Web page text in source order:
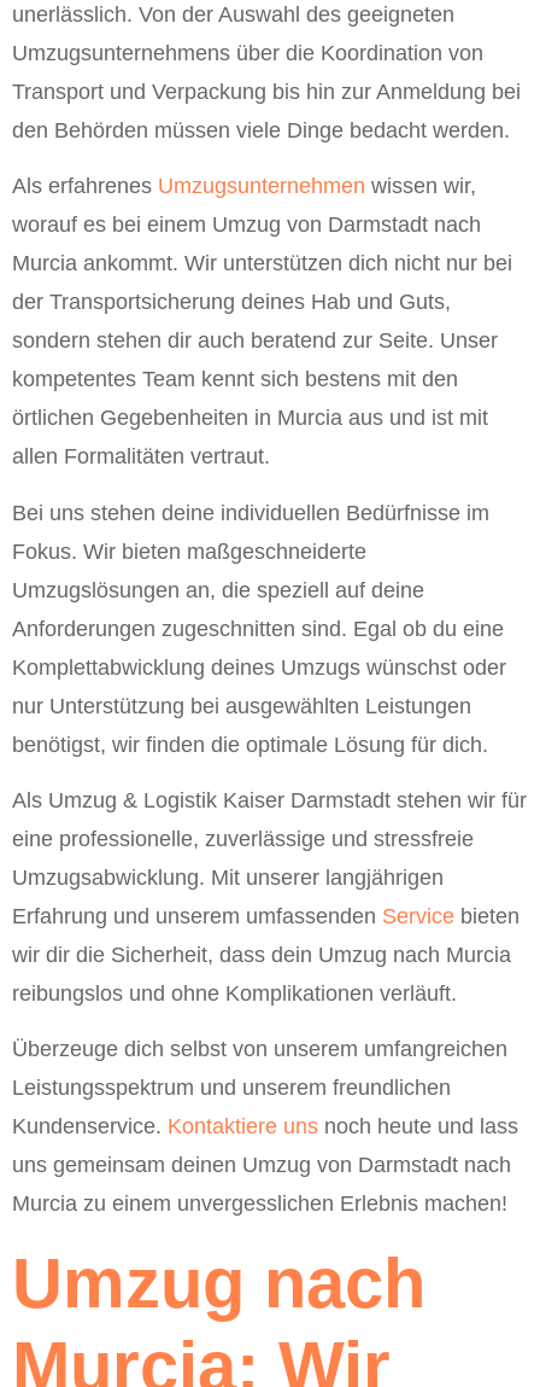
unerlässlich. Von der Auswahl des geeigneten
Umzugsunternehmens über die Koordination von
Transport und Verpackung bis hin zur Anmeldung bei
den Behörden müssen viele Dinge bedacht werden.
Als erfahrenes Umzugsunternehmen wissen wir,
worauf es bei einem Umzug von Darmstadt nach
Murcia ankommt. Wir unterstützen dich nicht nur bei
der Transportsicherung deines Hab und Guts,
sondern stehen dir auch beratend zur Seite. Unser
kompetentes Team kennt sich bestens mit den
örtlichen Gegebenheiten in Murcia aus und ist mit
allen Formalitäten vertraut.
Bei uns stehen deine individuellen Bedürfnisse im
Fokus. Wir bieten maßgeschneiderte
Umzugslösungen an, die speziell auf deine
Anforderungen zugeschnitten sind. Egal ob du eine
Komplettabwicklung deines Umzugs wünschst oder
nur Unterstützung bei ausgewählten Leistungen
benötigst, wir finden die optimale Lösung für dich.
Als Umzug & Logistik Kaiser Darmstadt stehen wir für
eine professionelle, zuverlässige und stressfreie
Umzugsabwicklung. Mit unserer langjährigen
Erfahrung und unserem umfassenden Service bieten
wir dir die Sicherheit, dass dein Umzug nach Murcia
reibungslos und ohne Komplikationen verläuft.
Überzeuge dich selbst von unserem umfangreichen
Leistungsspektrum und unserem freundlichen
Kundenservice. Kontaktiere uns noch heute und lass
uns gemeinsam deinen Umzug von Darmstadt nach
Murcia zu einem unvergesslichen Erlebnis machen!
Umzug nach
Murcia: Wir